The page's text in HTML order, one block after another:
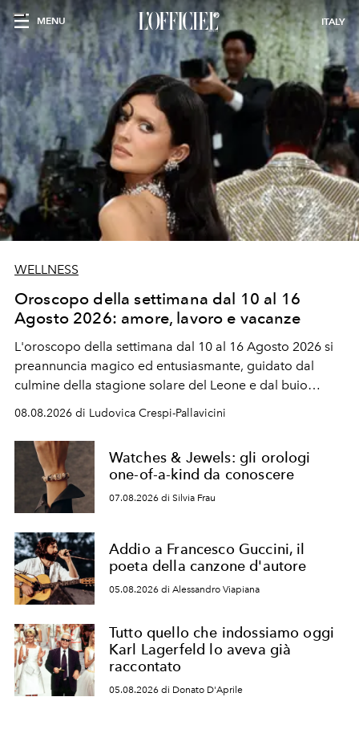
MENU ITALY
WELLNESS
Oroscopo della settimana dal 10 al 16
Agosto 2026: amore, lavoro e vacanze
L'oroscopo della settimana dal 10 al 16 Agosto 2026 si
preannuncia magico ed entusiasmante, guidato dal
culmine della stagione solare del Leone e dal buio
favorevole della Luna nuova in Leone del 12 agosto,
ideale per la notte delle Perseidi.
08.08.2026 di Ludovica Crespi-Pallavicini
Watches & Jewels: gli orologi
one-of-a-kind da conoscere
07.08.2026 di Silvia Frau
Addio a Francesco Guccini, il
poeta della canzone d'autore
05.08.2026 di Alessandro Viapiana
Tutto quello che indossiamo oggi
Karl Lagerfeld lo aveva già
raccontato
05.08.2026 di Donato D'Aprile